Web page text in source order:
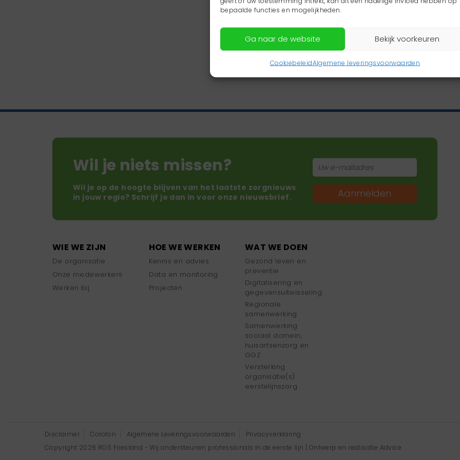
bepaalde functies en mogelijkheden.
Ga naar de website Bekijk voorkeuren
CookiebeleidAlgemene leveringsvoorwaarden
Wil je niets missen?
Wil je op de hoogte blijven van het laatste zorgnieuws
in jouw regio? Schrijf je dan in voor onze nieuwsbrief.
Aanmelden
WIE WE ZIJN
De organisatie
Onze medewerkers
Werken bij
HOE WE WERKEN
Kennis en advies
Data en monitoring
Projecten
WAT WE DOEN
Gezond leven en
preventie
Digitalisering en
gegevensuitwisseling
Regionale
samenwerking
Samenwerking
sociaal domein,
huisartsenzorg en
GGZ
Versterking
organisatie(s)
eerstelijnszorg
Disclaimer Colofon Algemene Leveringsvoorwaarden
Privacyverklaring
Copyright 2026 ROS Friesland - Wij ondersteunen professionals in de eerste lijn | Ontwerp en realisatie Advice